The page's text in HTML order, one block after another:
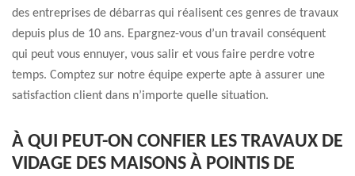
des entreprises de débarras qui réalisent ces genres de travaux
depuis plus de 10 ans. Epargnez-vous d’un travail conséquent
qui peut vous ennuyer, vous salir et vous faire perdre votre
temps. Comptez sur notre équipe experte apte à assurer une
satisfaction client dans n’importe quelle situation.
À QUI PEUT-ON CONFIER LES TRAVAUX DE
VIDAGE DES MAISONS À POINTIS DE